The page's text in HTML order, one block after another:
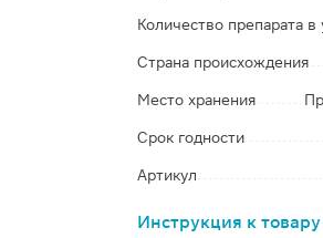
Количество препарата в
Страна происхождения
Место хранения
Срок годности
Артикул
Инструкция к товару